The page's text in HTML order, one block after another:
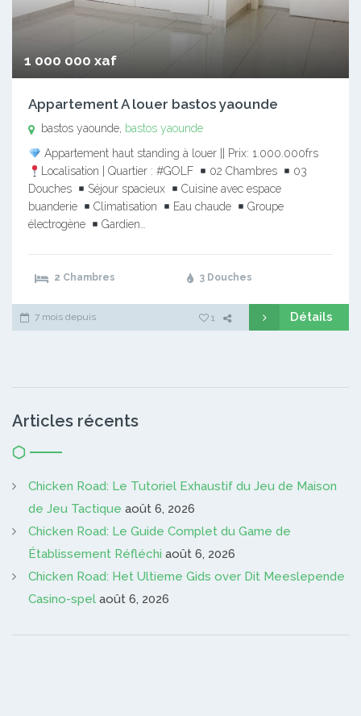
1 000 000 xaf
Appartement A louer bastos yaounde
bastos yaounde, bastos yaounde
Appartement haut standing à louer || Prix: 1.000.000frs
Localisation | Quartier : #GOLF
02 Chambres
03
Douches
Séjour spacieux
Cuisine avec espace
buanderie
Climatisation Eau chaude
Groupe
électrogène
Gardien…
2 Chambres 3 Douches
7 mois depuis 1 Détails
Articles récents
Chicken Road: Le Tutoriel Exhaustif du Jeu de Maison
de Jeu Tactique août 6, 2026
Chicken Road: Le Guide Complet du Game de
Établissement Réfléchi août 6, 2026
Chicken Road: Het Ultieme Gids over Dit Meeslepende
Casino-spel août 6, 2026